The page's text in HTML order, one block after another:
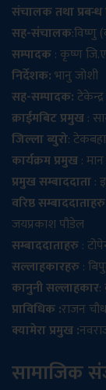
संचालक तथा प्रबन्ध
सह-संचालक:विष्णु
सम्पादक: कृष्ण
निर्देशक:भानु जोशी
सह-सम्पादक:
क्राईमबिट प्रमुख:
जिल्ला ब्युरो:
कार्यक्रम प्रमुख:
प्रमुख सम्बाददाता:
वरिष्ठ सम्बाददाताहरु
जयप्रकाश पौडेल
सम्बाददाताहरु:
सल्लाहकारहरु:
कानुनी सल्लाहकार:
प्राविधिक :राजन
क्यामेरा प्रमुख :
सामाजिक